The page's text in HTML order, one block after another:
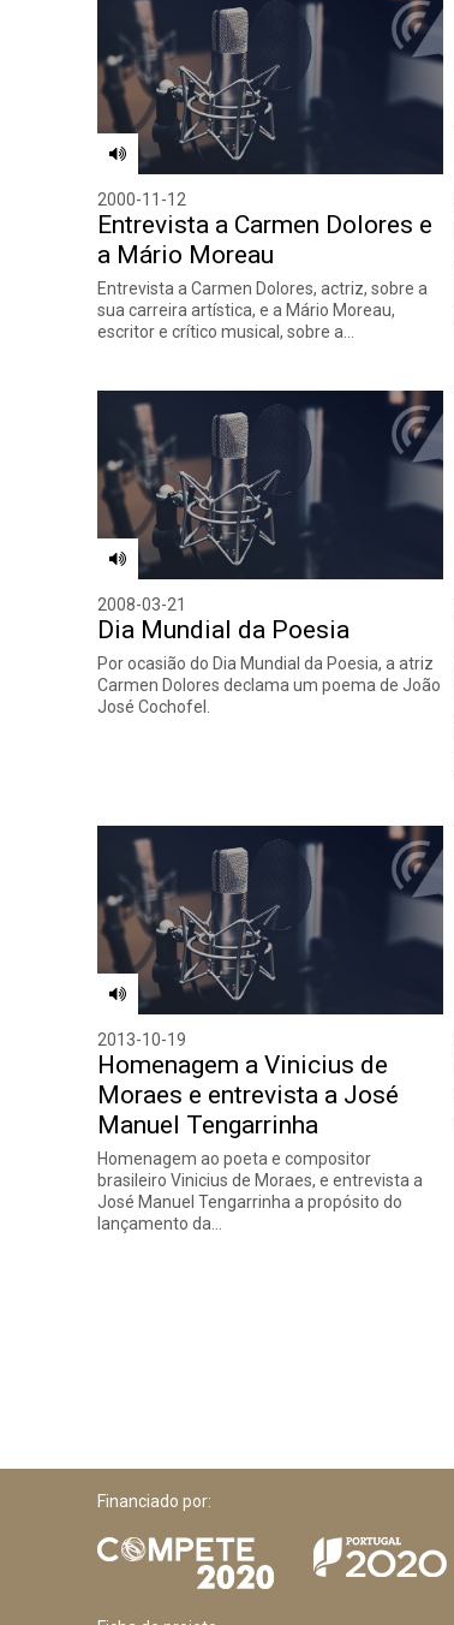
2000-11-12
Entrevista a Carmen Dolores e
a Mário Moreau
Entrevista a Carmen Dolores, actriz, sobre a
sua carreira artística, e a Mário Moreau,
escritor e crítico musical, sobre a…
2008-03-21
Dia Mundial da Poesia
Por ocasião do Dia Mundial da Poesia, a atriz
Carmen Dolores declama um poema de João
José Cochofel.
2013-10-19
Homenagem a Vinicius de
Moraes e entrevista a José
Manuel Tengarrinha
Homenagem ao poeta e compositor
brasileiro Vinicius de Moraes, e entrevista a
José Manuel Tengarrinha a propósito do
lançamento da…
Financiado por: